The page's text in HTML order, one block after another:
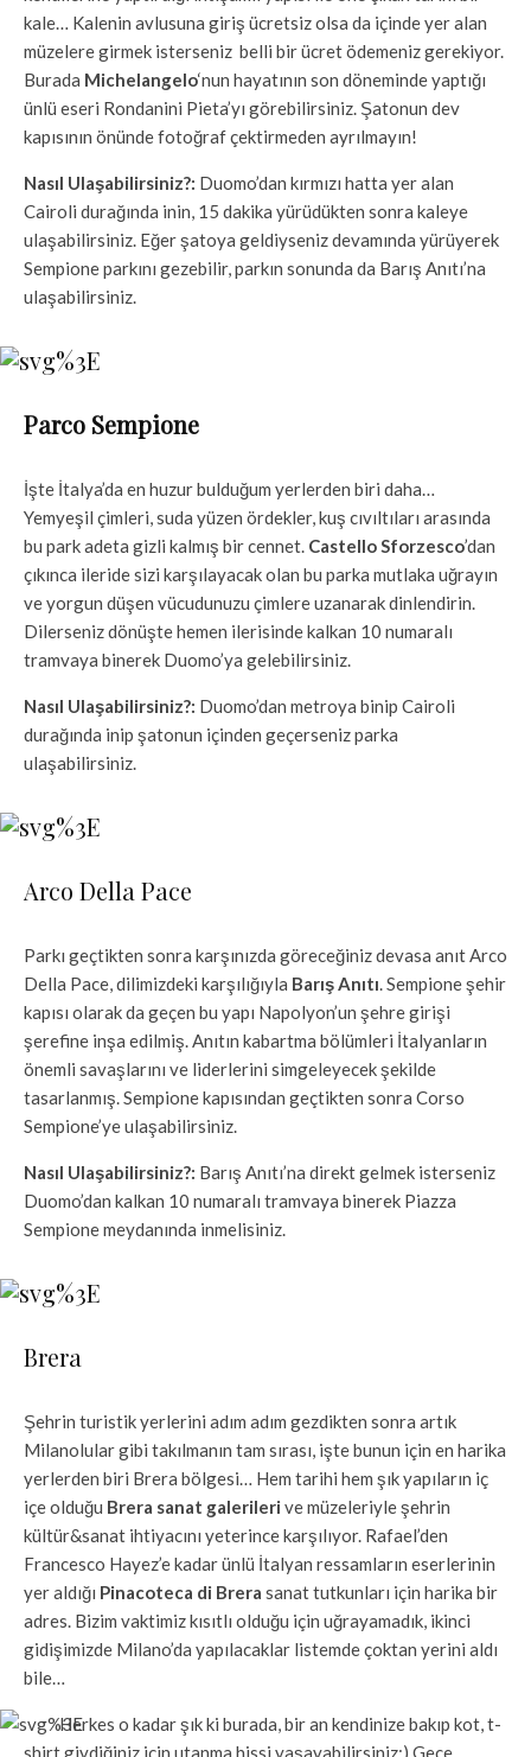
kale… Kalenin avlusuna giriş ücretsiz olsa da içinde yer alan
müzelere girmek isterseniz belli bir ücret ödemeniz gerekiyor.
Burada Michelangelo‘nun hayatının son döneminde yaptığı
ünlü eseri Rondanini Pieta’yı görebilirsiniz. Şatonun dev
kapısının önünde fotoğraf çektirmeden ayrılmayın!
Nasıl Ulaşabilirsiniz?: Duomo’dan kırmızı hatta yer alan
Cairoli durağında inin, 15 dakika yürüdükten sonra kaleye
ulaşabilirsiniz. Eğer şatoya geldiyseniz devamında yürüyerek
Sempione parkını gezebilir, parkın sonunda da Barış Anıtı’na
ulaşabilirsiniz.
Parco Sempione
İşte İtalya’da en huzur bulduğum yerlerden biri daha…
Yemyeşil çimleri, suda yüzen ördekler, kuş cıvıltıları arasında
bu park adeta gizli kalmış bir cennet. Castello Sforzesco’dan
çıkınca ileride sizi karşılayacak olan bu parka mutlaka uğrayın
ve yorgun düşen vücudunuzu çimlere uzanarak dinlendirin.
Dilerseniz dönüşte hemen ilerisinde kalkan 10 numaralı
tramvaya binerek Duomo’ya gelebilirsiniz.
Nasıl Ulaşabilirsiniz?: Duomo’dan metroya binip Cairoli
durağında inip şatonun içinden geçerseniz parka
ulaşabilirsiniz.
Arco Della Pace
Parkı geçtikten sonra karşınızda göreceğiniz devasa anıt Arco
Della Pace, dilimizdeki karşılığıyla Barış Anıtı. Sempione şehir
kapısı olarak da geçen bu yapı Napolyon’un şehre girişi
şerefine inşa edilmiş. Anıtın kabartma bölümleri İtalyanların
önemli savaşlarını ve liderlerini simgeleyecek şekilde
tasarlanmış. Sempione kapısından geçtikten sonra Corso
Sempione’ye ulaşabilirsiniz.
Nasıl Ulaşabilirsiniz?: Barış Anıtı’na direkt gelmek isterseniz
Duomo’dan kalkan 10 numaralı tramvaya binerek Piazza
Sempione meydanında inmelisiniz.
Brera
Şehrin turistik yerlerini adım adım gezdikten sonra artık
Milanolular gibi takılmanın tam sırası, işte bunun için en harika
yerlerden biri Brera bölgesi… Hem tarihi hem şık yapıların iç
içe olduğu Brera sanat galerileri ve müzeleriyle şehrin
kültür&sanat ihtiyacını yeterince karşılıyor. Rafael’den
Francesco Hayez’e kadar ünlü İtalyan ressamların eserlerinin
yer aldığı Pinacoteca di Brera sanat tutkunları için harika bir
adres. Bizim vaktimiz kısıtlı olduğu için uğrayamadık, ikinci
gidişimizde Milano’da yapılacaklar listemde çoktan yerini aldı
bile…
Herkes o kadar şık ki burada, bir an kendinize bakıp kot, t-
shirt giydiğiniz için utanma hissi yaşayabilirsiniz:) Gece